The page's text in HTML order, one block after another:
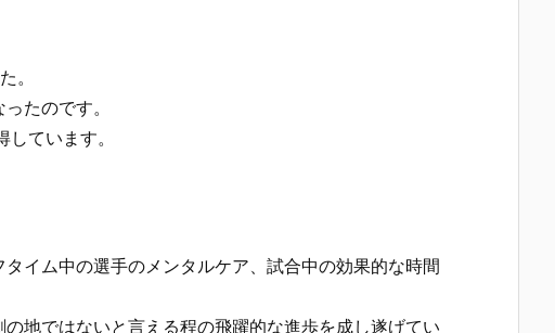
。
たのです。
ています。
イム中の選手のメンタルケア、試合中の効果的な時間
地ではないと言える程の飛躍的な進歩を成し遂げてい